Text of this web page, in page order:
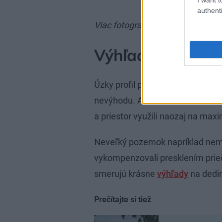
Viac fotografií nájdete pod
Výhľady z
Úzky profil pozemku zvyčajne
nevýhodu. Architekti však boli
a priestor využili naozaj na
Neveľký pozemok napríklad
vykompenzovali presklením
smerujú krásne výhľady na
Prečítajte si tiež